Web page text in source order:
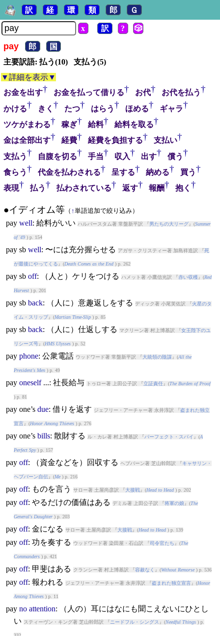
訳 経 環 類 郎 Ｇ
x 訳 ? 🎲
pay 郎
国
主要訳語: 払う(10) 支払う(5)
▼詳細を表示▼
お金を出す† お金を払って借りる† お代† お代を払う†
かける† きく † たつ† はらう† ほめる† ギャラ†
ツケがまわる† 稼ぎ† 給料† 給料を取る†
金は全部出す† 経費† 経費を負担する† 支払い†
支払う† 自腹を切る† 手当† 収入† 出す† 償う†
食らう† 代金を払わされる† 呈する† 納める† 買う†
表現† 払う† 払わされている† 返す† 報酬† 抱く †
●イディオム等（ ↑単語追加で絞り込み）
pay well: 給料がいい ハルバースタム著 常盤新平訳 『 男たちの大リーグ』(Summer
of '49) p. 154
paysb well: 〜には充分握らせる アガサ・クリスティー著 加島祥造訳 『死
が最後にやってくる 』(Death Comes as the End) p. 262
paysb off: （人と）ケリをつける ハメット著 小鷹信光訳 『赤い収穫 』(Red
Harvest) p. 201
paysb back: （人に）意趣返しをする ディック著 小尾芙佐訳 『 火星のタ
イム・スリップ』(Martian Time-Slip) p. 85
paysb back: （人に）仕返しする マクリーン著 村上博基訳 『女王陛下のユ
リシーズ号』(HMS Ulysses) p. 52
pay phone: 公衆電話 ウッドワード著 常盤新平訳 『 大統領の陰謀』(All the
President's Men) p. 49
pay oneself...: 社長給与 トゥロー著 上田公子訳 『 立証責任』(The Burden of Proof
) p. 81
payone’s due: 借りを返す ジェフリー・アーチャー著 永井淳訳 『盗まれた独立
宣言』(Honor Among Thieves) p. 276
payone’s bills: 散財する ル・カレ著 村上博基訳 『パーフェクト・スパイ 』(A
Perfect Spy) p. 157
pay off: （資金などを）回収する ヘプバーン著 芝山幹郎訳 『 キャサリン・
ヘプバーン自伝』(Me) p. 216
pay off: ものを言う サロー著 土屋尚彦訳 『 大接戦』(Head to Head) p. 202
pay off: やるだけの価値はある デミル著 上田公子訳 『将軍の娘 』(The
General's Daughter) p. 203
pay off: 金になる サロー著 土屋尚彦訳 『 大接戦』(Head to Head) p. 139
pay off: 功を奏する ウッドワード著 染田屋・石山訳 『司令官たち 』(The
Commanders) p. 421
pay off: 甲斐はある クランシー著 村上博基訳 『容赦なく 』(Without Remorse) p. 536
pay off: 報われる ジェフリー・アーチャー著 永井淳訳 『盗まれた独立宣言』(Honor
Among Thieves) p. 11
pay no attention: （人の）耳にはなにも聞こえないにひとし
い スティーヴン・キング著 芝山幹郎訳 『 ニードフル・シングス 』(Needful Things) p.